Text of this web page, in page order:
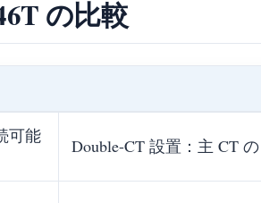
の比較
可能
Double-CT 設置：主 CT